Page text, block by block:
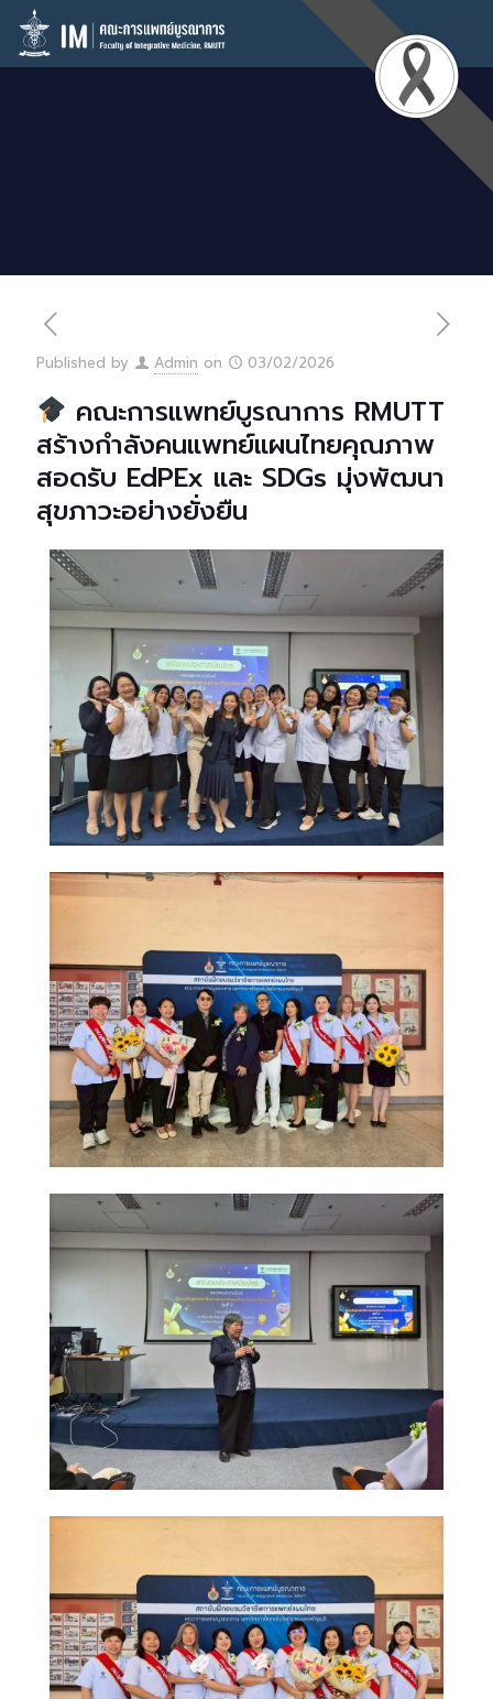
Published by Admin on 03/02/2026
คณะการแพทย์บูรณาการ RMUTT
สร้างกำลังคนแพทย์แผนไทยคุณภาพ
สอดรับ EdPEx และ SDGs มุ่งพัฒนา
สุขภาวะอย่างยั่งยืน